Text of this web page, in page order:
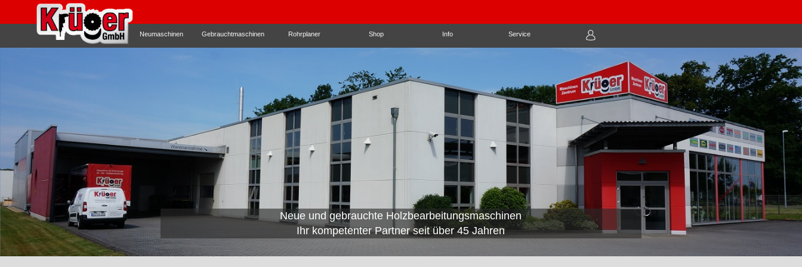
Neumaschinen Gebrauchtmaschinen Rohrplaner Shop Info Service
Neue und gebrauchte Holzbearbeitungsmaschinen
Ihr kompetenter Partner seit über 45 Jahren
Wir beraten mit passenden
Automatisierungslösungen!